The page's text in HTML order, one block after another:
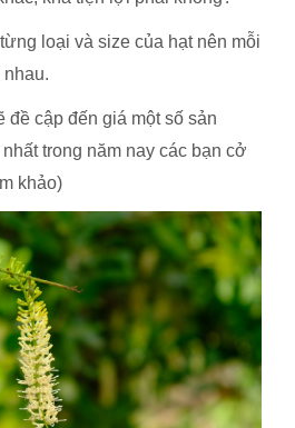
loại và size của hạt nên mỗi
nhau.
đề cập đến giá một số sản
trong năm nay các bạn cở
khảo)